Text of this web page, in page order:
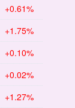
+0.61%
+1.75%
+0.10%
+0.02%
+1.27%